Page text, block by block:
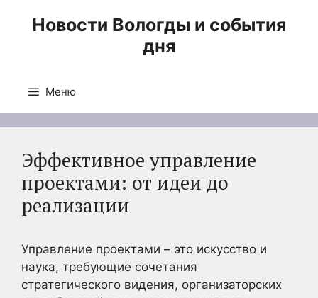
Новости Вологды и события
дня
Меню
Эффективное управление
проектами: от идеи до
реализации
Управление проектами – это искусство и
наука, требующие сочетания
стратегического видения, организаторских